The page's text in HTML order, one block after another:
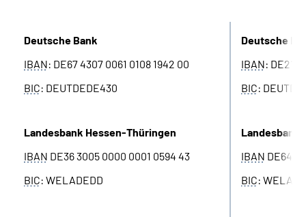
Gebärdensprache
Suche
Deutsche Bank
IBAN: DE67 4307 0061 0108 1942 00
BIC: DEUTDEDE430
Deutsche
IBAN: DE21
BIC:
Landesbank Hessen-Thüringen
IBAN DE36 3005 0000 0001 0594 43
BIC: WELADEDD
Landesbank
IBAN DE64
BIC: